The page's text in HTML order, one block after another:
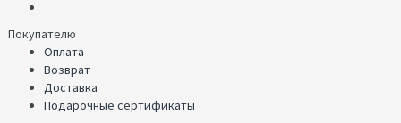
Покупателю
Оплата
Возврат
Доставка
Подарочные сертификаты